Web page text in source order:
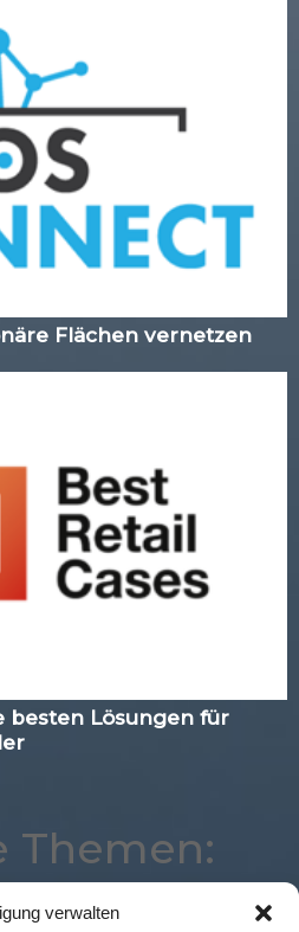
verwalten
Flächen vernetzen
besten Lösungen für
Themen: